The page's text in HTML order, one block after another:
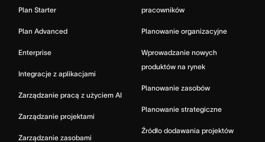
Plan Starter
Plan Advanced
Enterprise
Integracje z aplikacjami
Zarządzanie pracą z użyciem AI
Zarządzanie projektami
Zarządzanie zasobami
pracowników
Planowanie organizacyjne
Wprowadzanie nowych
produktów na rynek
Planowanie zasobów
Planowanie strategiczne
Źródło dodawania projektów